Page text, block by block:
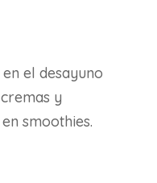
el desayuno
y
smoothies.